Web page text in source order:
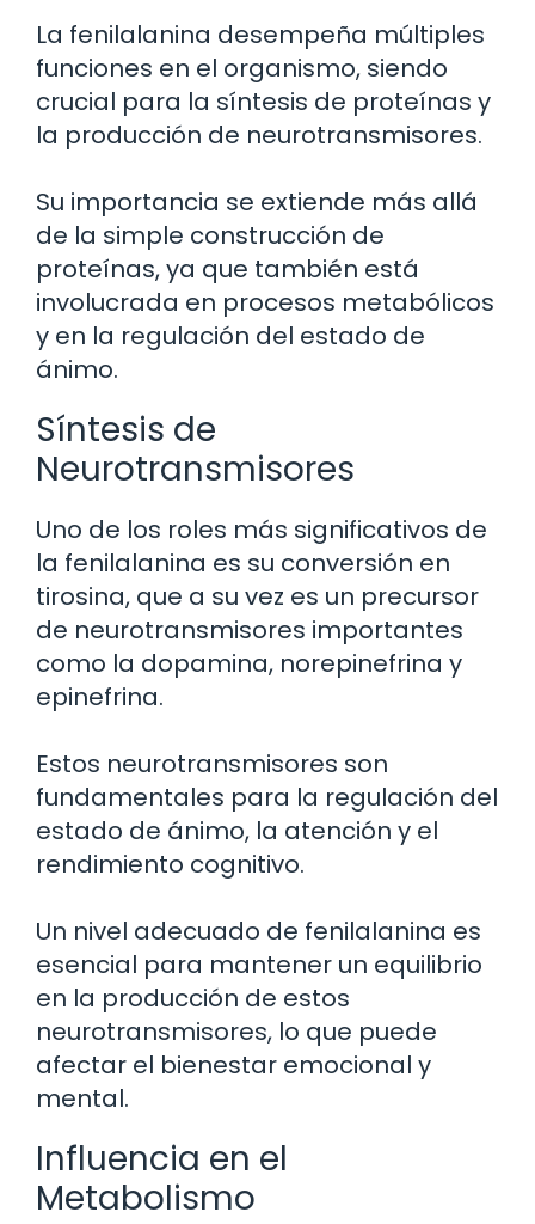
La fenilalanina desempeña múltiples
funciones en el organismo, siendo
crucial para la síntesis de proteínas y
la producción de neurotransmisores.
Su importancia se extiende más allá
de la simple construcción de
proteínas, ya que también está
involucrada en procesos metabólicos
y en la regulación del estado de
ánimo.
Síntesis de
Neurotransmisores
Uno de los roles más significativos de
la fenilalanina es su conversión en
tirosina, que a su vez es un precursor
de neurotransmisores importantes
como la dopamina, norepinefrina y
epinefrina.
Estos neurotransmisores son
fundamentales para la regulación del
estado de ánimo, la atención y el
rendimiento cognitivo.
Un nivel adecuado de fenilalanina es
esencial para mantener un equilibrio
en la producción de estos
neurotransmisores, lo que puede
afectar el bienestar emocional y
mental.
Influencia en el
Metabolismo